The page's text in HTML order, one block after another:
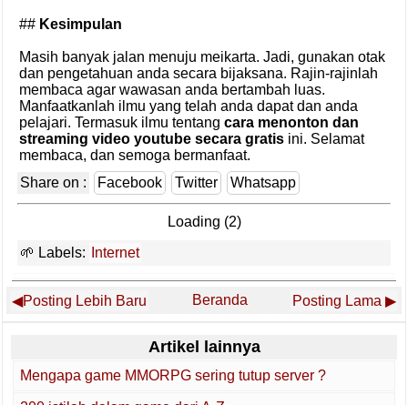
## Kesimpulan
Masih banyak jalan menuju meikarta. Jadi, gunakan otak
dan pengetahuan anda secara bijaksana. Rajin-rajinlah
membaca agar wawasan anda bertambah luas.
Manfaatkanlah ilmu yang telah anda dapat dan anda
pelajari. Termasuk ilmu tentang cara menonton dan
streaming video youtube secara gratis ini. Selamat
membaca, dan semoga bermanfaat.
Share on :
Facebook Twitter Whatsapp
Loading (1)
Labels:
Internet
Posting Lebih Baru Posting Lama
Beranda
Artikel lainnya
Mengapa game MMORPG sering tutup server ?